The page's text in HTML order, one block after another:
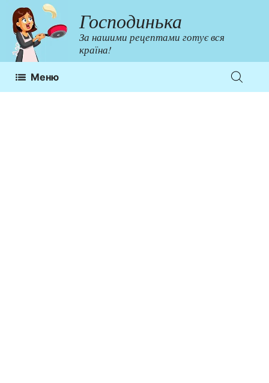
Перейти
до
контенту
Господинька
За нашими рецептами готує вся
країна!
Меню